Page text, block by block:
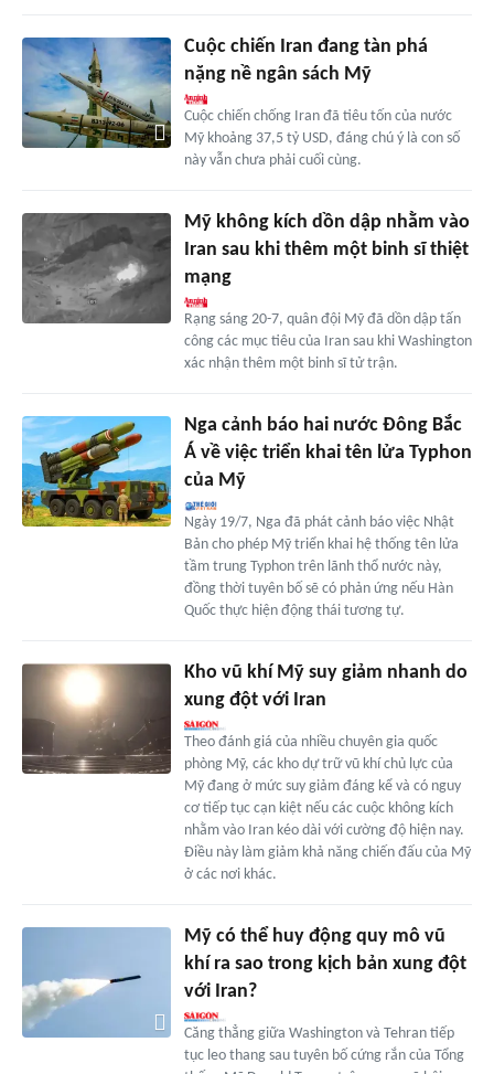
Cuộc chiến Iran đang tàn phá
nặng nề ngân sách Mỹ
Cuộc chiến chống Iran đã tiêu tốn của nước
Mỹ khoảng 37,5 tỷ USD, đáng chú ý là con số
này vẫn chưa phải cuối cùng.
Mỹ không kích dồn dập nhằm vào
Iran sau khi thêm một binh sĩ thiệt
mạng
Rạng sáng 20-7, quân đội Mỹ đã dồn dập tấn
công các mục tiêu của Iran sau khi Washington
xác nhận thêm một binh sĩ tử trận.
Nga cảnh báo hai nước Đông Bắc
Á về việc triển khai tên lửa Typhon
của Mỹ
Ngày 19/7, Nga đã phát cảnh báo việc Nhật
Bản cho phép Mỹ triển khai hệ thống tên lửa
tầm trung Typhon trên lãnh thổ nước này,
đồng thời tuyên bố sẽ có phản ứng nếu Hàn
Quốc thực hiện động thái tương tự.
Kho vũ khí Mỹ suy giảm nhanh do
xung đột với Iran
Theo đánh giá của nhiều chuyên gia quốc
phòng Mỹ, các kho dự trữ vũ khí chủ lực của
Mỹ đang ở mức suy giảm đáng kể và có nguy
cơ tiếp tục cạn kiệt nếu các cuộc không kích
nhằm vào Iran kéo dài với cường độ hiện nay.
Điều này làm giảm khả năng chiến đấu của Mỹ
ở các nơi khác.
Mỹ có thể huy động quy mô vũ
khí ra sao trong kịch bản xung đột
với Iran?
Căng thẳng giữa Washington và Tehran tiếp
tục leo thang sau tuyên bố cứng rắn của Tổng